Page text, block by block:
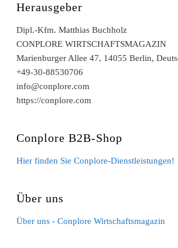
Herausgeber
Dipl.-Kfm. Matthias Buchholz
CONPLORE WIRTSCHAFTSMAGAZIN
Marienburger Allee 47, 14055 Berlin,
+49-30-88530706
info@conplore.com
https://conplore.com
Conplore B2B-Shop
Hier finden Sie Conplore-Dienstleistungen!
Über uns
Über uns - Conplore Wirtschaftsmagazin